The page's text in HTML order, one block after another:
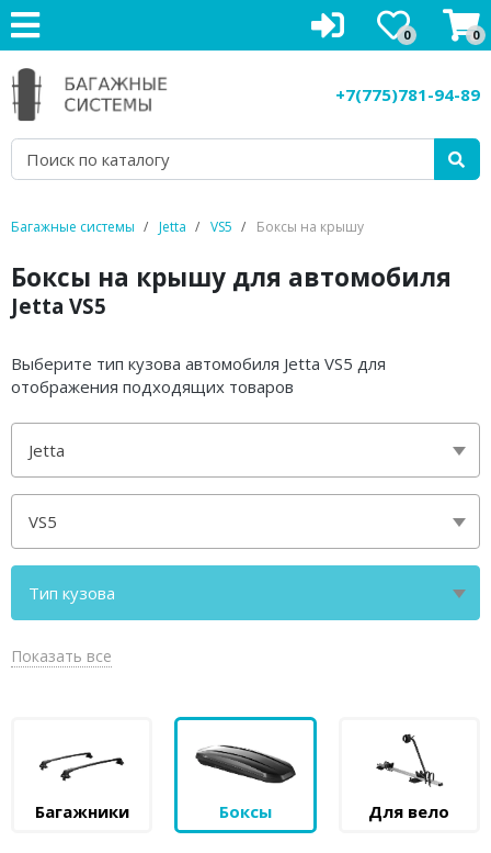
0 0
+7(775)781-94-89
Багажные системы Jetta VS5 Боксы на крышу
Боксы на крышу для автомобиля
Jetta VS5
Выберите тип кузова автомобиля Jetta VS5 для
отображения подходящих товаров
Jetta
VS5
Тип кузова
I [2019-2025] кроссовер с инт. рейлингами
Показать все
Багажники Боксы Для вело
Багажники на крышу
Рейлинги на крышу
Боксы на крышу
Велокрепления
Крепления для лыж
Грузовые корзины
Аксессуары
Услуги